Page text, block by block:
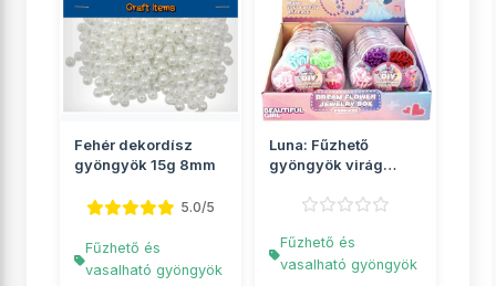
Fehér dekordísz
gyöngyök 15g 8mm
5.0/5
Fűzhető és
vasalható gyöngyök
Luna: Fűzhető
gyöngyök virág
többf�...
Fűzhető és
vasalható gyöngyök